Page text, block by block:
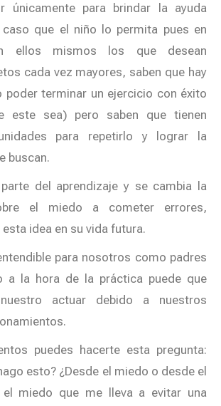
únicamente para brindar la ayuda
que el niño lo permita pues en
ellos mismos los que desean
cada vez mayores, saben que hay
poder terminar un ejercicio con éxito
este sea) pero saben que tienen
para repetirlo y lograr la
buscan.
del aprendizaje y se cambia la
el miedo a cometer errores,
idea en su vida futura.
para nosotros como padres
a la hora de la práctica puede que
actuar debido a nuestros
puedes hacerte esta pregunta:
esto? ¿Desde el miedo o desde el
el miedo que me lleva a evitar una